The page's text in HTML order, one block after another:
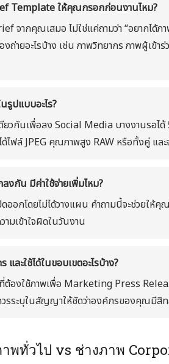
Template ให้คุณกรอกก่อนงานไหม?
จากคุณเสมอ ไม่ใช่แค่ถามว่า “อยากได้ภ
ถ่ายอะไรบ้าง เช่น ภาพวิทยากร ภาพผู้เข้า
รูปแบบอะไร?
ยวกันเพื่อลง Social Media บางงานรอไ
ไฟล์ JPEG คุณภาพสูง RAW หรือทั้งคู่ แล
งกัน มีค่าใช้จ่ายเพิ่มไหม?
อกโดยไม่ได้วางแผน คำถามนี้จะช่วยให้คุณ
มเข้าใจผิดในวันงาน
ละใช้ได้ในขอบเขตอะไรบ้าง?
ต้องใช้ภาพเพื่อ Marketing Press
รระบุในสัญญาให้ชัดว่าองค์กรของคุณมีสิท
าพทั่วไป vs ช่างภาพ